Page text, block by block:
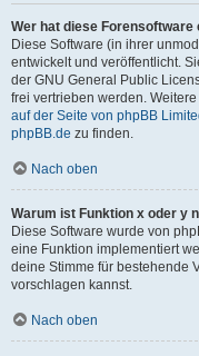
Wer hat diese Forensoftware
Diese Software (in ihrer
entwickelt und veröffentlicht.
der GNU General Public
frei vertrieben werden.
auf der Seite von phpBB
phpBB.de zu finden.
Nach oben
Warum ist Funktion x oder y
Diese Software wurde von
eine Funktion implementiert
deine Stimme für bestehende
vorschlagen kannst.
Nach oben